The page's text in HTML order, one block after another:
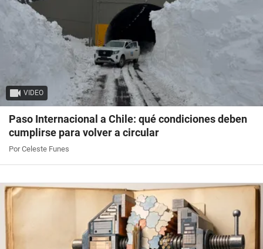
VIDEO
Paso Internacional a Chile: qué condiciones deben
cumplirse para volver a circular
Por Celeste Funes